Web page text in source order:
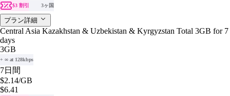
$3 割引 3ヶ国
プラン詳細
Central Asia Kazakhstan & Uzbekistan & Kyrgyzstan Total 3GB for 7
days
3GB
+ ∞ at 128kbps
7日間
$2.14/GB
$6.41